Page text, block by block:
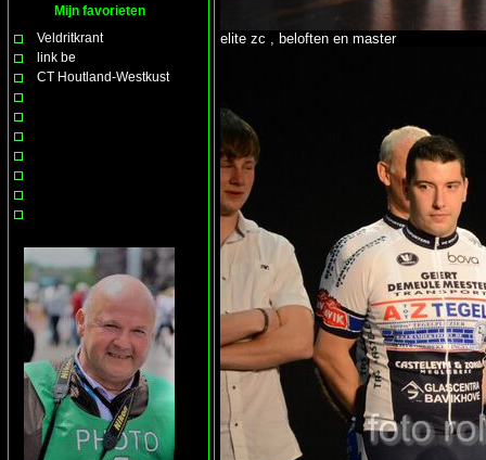
Mijn favorieten
Veldritkrant
link be
CT Houtland-Westkust
elite zc , beloften en master